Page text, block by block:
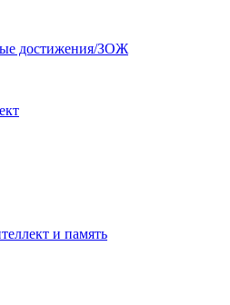
достижения/ЗОЖ
и память